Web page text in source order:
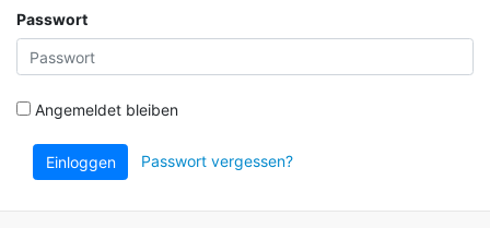
Passwort
Angemeldet bleiben
Einloggen Passwort vergessen?